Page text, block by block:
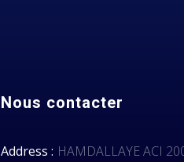
Nous contacter
Address : HAMDALLAYE ACI